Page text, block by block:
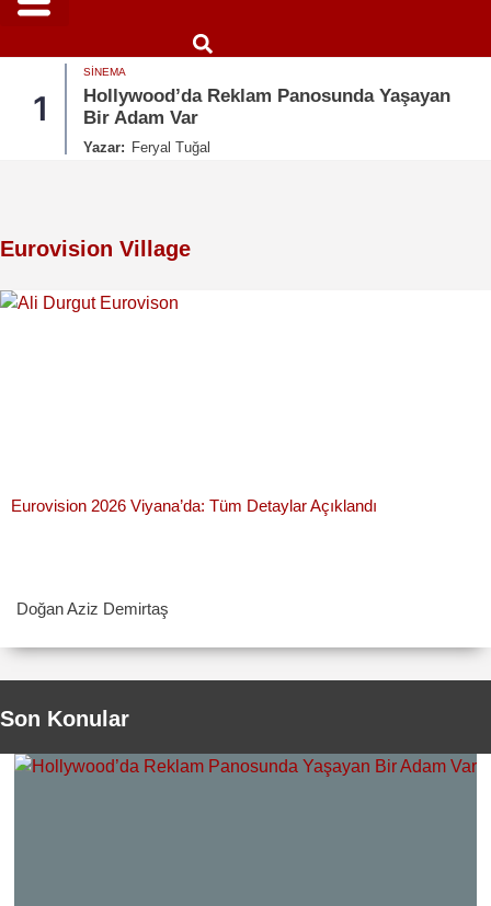
1
SINEMA
Hollywood’da Reklam Panosunda Yaşayan
Bir Adam Var
Yazar: Feryal Tuğal
Eurovision Village
Eurovision 2026 Viyana’da: Tüm Detaylar Açıklandı
Doğan Aziz Demirtaş
Son Konular